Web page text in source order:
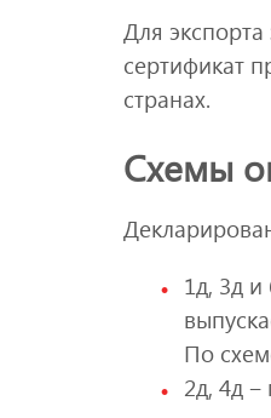
Для
сертификат
странах.
Схемы
1д, 3д
По
2д, 4д